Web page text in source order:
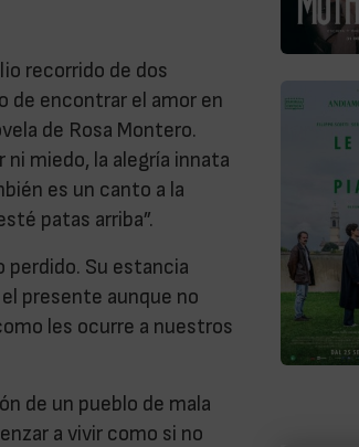
recorrido de dos
de encontrar el amor en
de Rosa Montero.
miedo, la alegría innata
es un canto a la
patas arriba”.
perdido. Su estancia
presente aunque no
les ocurre a nuestros
de un pueblo de mala
a vivir como si no